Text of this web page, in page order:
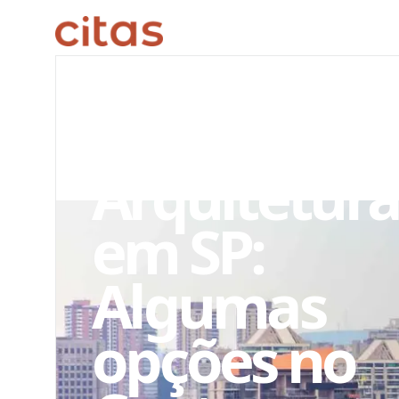
Arquitetura
em SP:
Algumas
opções no